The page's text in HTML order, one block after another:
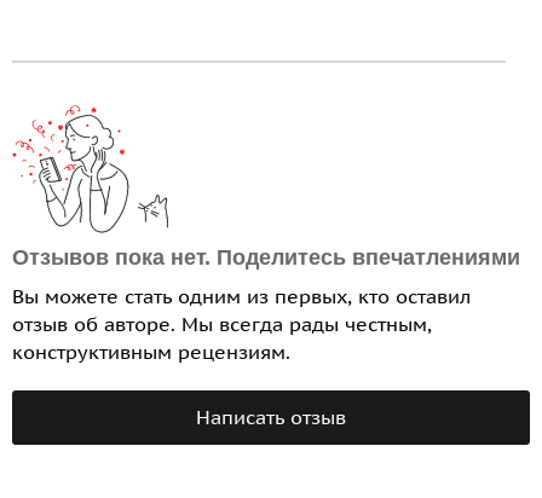
Отзывов пока нет. Поделитесь впечатлениями
Вы можете стать одним из первых, кто оставил
отзыв об авторе. Мы всегда рады честным,
конструктивным рецензиям.
Написать отзыв